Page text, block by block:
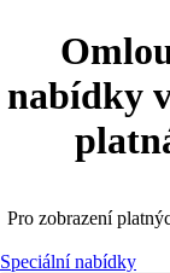
nabídky
Pro zobrazení
Speciální nabídky